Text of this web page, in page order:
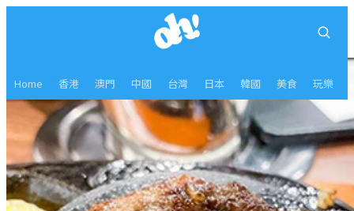
Home 香港 澳門 中國 台灣 日本 韓國 美食 玩樂